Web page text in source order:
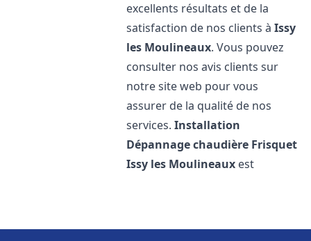
excellents résultats et de la
satisfaction de nos clients àIssy
les Moulineaux. Vous pouvez
consulter nos avis clients sur
notre site web pour vous
assurer de la qualité de nos
services.Installation
Dépannage chaudière Frisquet
Issy les Moulineaux est